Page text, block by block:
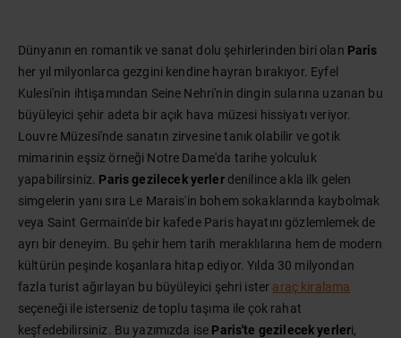
Dünyanın en romantik ve sanat dolu şehirlerinden biri olan Paris
her yıl milyonlarca gezgini kendine hayran bırakıyor. Eyfel
Kulesi'nin ihtişamından Seine Nehri'nin dingin sularına uzanan bu
büyüleyici şehir adeta bir açık hava müzesi hissiyatı veriyor.
Louvre Müzesi'nde sanatın zirvesine tanık olabilir ve gotik
mimarinin eşsiz örneği Notre Dame'da tarihe yolculuk
yapabilirsiniz. Paris gezilecek yerlerdenilince akla ilk gelen
simgelerin yanı sıra Le Marais'in bohem sokaklarında kaybolmak
veya Saint Germain'de bir kafede Paris hayatını gözlemlemek de
ayrı bir deneyim. Bu şehir hem tarih meraklılarına hem de modern
kültürün peşinde koşanlara hitap ediyor. Yılda 30 milyondan
fazla turist ağırlayan bu büyüleyici şehri ister araç kiralama
seçeneği ile isterseniz de toplu taşıma ile çok rahat
keşfedebilirsiniz. Bu yazımızda ise Paris'te gezilecek yerleri,